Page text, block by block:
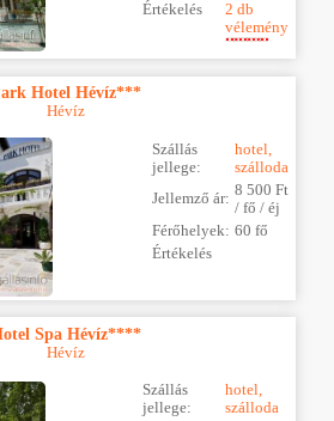
Értékelés
2 db
vélemény
Hotel Hévíz***
Hévíz
Szállás
jellege:
hotel,
szálloda
Jellemző ár: 8 500 Ft
/ fő / éj
Férőhelyek: 60 fő
Értékelés
Spa Hévíz****
Hévíz
Szállás
jellege:
hotel,
szálloda